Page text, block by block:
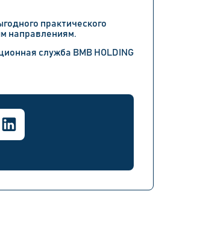
практического
направлениям.
служба BMB HOLDING